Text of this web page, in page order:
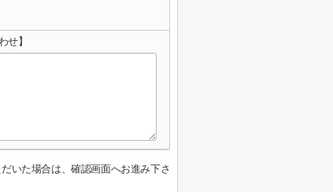
せ】
いた場合は、確認画面へお進み下さ